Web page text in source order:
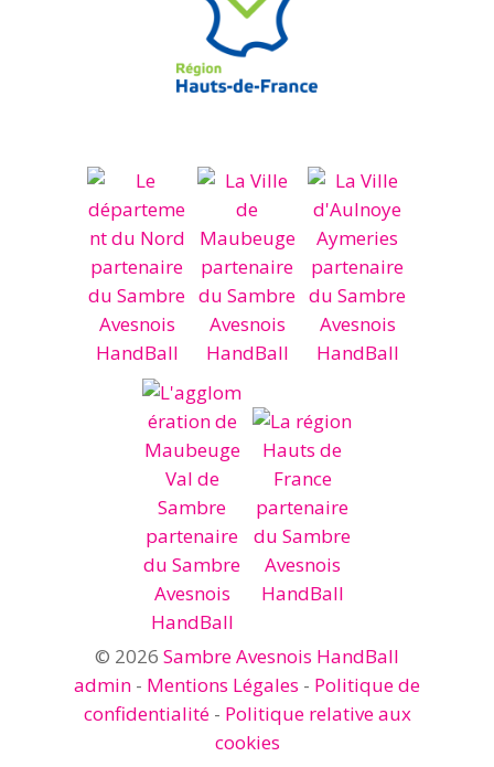
© 2026 Sambre Avesnois HandBall
admin - Mentions Légales - Politique de
confidentialité- Politique relative aux
cookies